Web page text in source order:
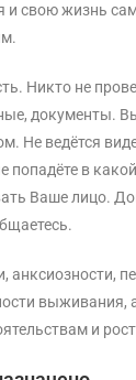
и свою жизнь
Никто не
документы.
Не ведётся
попадёте в
Ваше лицо.
анксиозности,
выживания,
и